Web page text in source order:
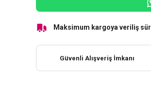
Maksimum kargoya veriliş
Güvenli Alışveriş İmkanı